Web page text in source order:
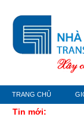
TRANG CHỦ
Tin mới: